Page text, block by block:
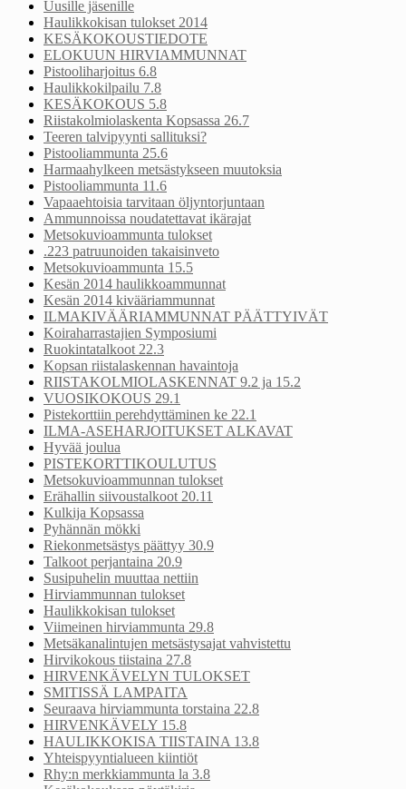
Uusille jäsenille
Haulikkokisan tulokset 2014
KESÄKOKOUSTIEDOTE
ELOKUUN HIRVIAMMUNNAT
Pistooliharjoitus 6.8
Haulikkokilpailu 7.8
KESÄKOKOUS 5.8
Riistakolmiolaskenta Kopsassa 26.7
Teeren talvipyynti sallituksi?
Pistooliammunta 25.6
Harmaahylkeen metsästykseen muutoksia
Pistooliammunta 11.6
Vapaaehtoisia tarvitaan öljyntorjuntaan
Ammunnoissa noudatettavat ikärajat
Metsokuvioammunta tulokset
.223 patruunoiden takaisinveto
Metsokuvioammunta 15.5
Kesän 2014 haulikkoammunnat
Kesän 2014 kivääriammunnat
ILMAKIVÄÄRIAMMUNNAT PÄÄTTYIVÄT
Koiraharrastajien Symposiumi
Ruokintatalkoot 22.3
Kopsan riistalaskennan havaintoja
RIISTAKOLMIOLASKENNAT 9.2 ja 15.2
VUOSIKOKOUS 29.1
Pistekorttiin perehdyttäminen ke 22.1
ILMA-ASEHARJOITUKSET ALKAVAT
Hyvää joulua
PISTEKORTTIKOULUTUS
Metsokuvioammunnan tulokset
Erähallin siivoustalkoot 20.11
Kulkija Kopsassa
Pyhännän mökki
Riekonmetsästys päättyy 30.9
Talkoot perjantaina 20.9
Susipuhelin muuttaa nettiin
Hirviammunnan tulokset
Haulikkokisan tulokset
Viimeinen hirviammunta 29.8
Metsäkanalintujen metsästysajat vahvistettu
Hirvikokous tiistaina 27.8
HIRVENKÄVELYN TULOKSET
SMITISSÄ LAMPAITA
Seuraava hirviammunta torstaina 22.8
HIRVENKÄVELY 15.8
HAULIKKOKISA TIISTAINA 13.8
Yhteispyyntialueen kiintiöt
Rhy:n merkkiammunta la 3.8